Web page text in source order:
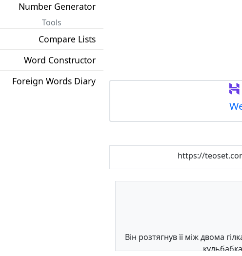
Number Generator
Tools
Compare Lists
Word Constructor
Foreign Words Diary
https://
Він розтягнув її між двома